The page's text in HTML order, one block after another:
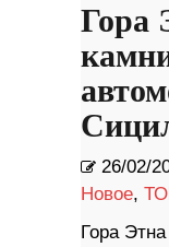
Гора
26/02/
Новое,
Гора